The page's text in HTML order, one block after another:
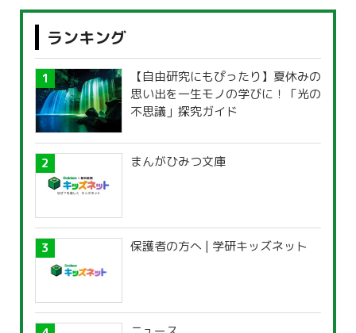
ランキング
【自由研究にもぴったり】夏休みの
思い出を一生モノの学びに！「光の
不思議」探究ガイド
まんがひみつ文庫
保護者の方へ | 学研キッズネット